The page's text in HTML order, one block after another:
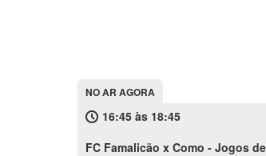
NO AR AGORA
16:45 às 18:45
FC Famalicão x Como - Jogos